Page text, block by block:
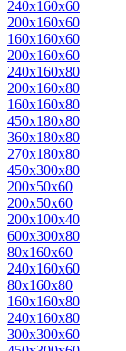
240x160x60
200х160х60
160х160х60
200x160x60
240x160x80
200x160x80
160x160x80
450x180x80
360х180х80
270х180х80
450x300x80
200x50x60
200х50х60
200х100x40
600х300х80
80х160х60
240х160х60
80х160х80
160х160х80
240х160х80
300х300х60